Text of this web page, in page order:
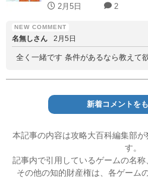
2月5日 2
名無しさん 2月5日
全く一緒です 条件があるなら教えて
新着コメントを
本記事の内容は攻略大百科編集部
す。
記事内で引用しているゲームの名
その他の知的財産権は、各ゲーム